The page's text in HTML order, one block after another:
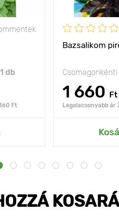
1 db
Ft
Bazsalikom
1 660 Ft
Legalacsonyabb ár